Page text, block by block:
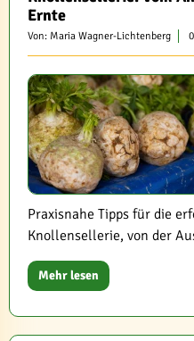
Ernte
Von: Maria Wagner-Lichtenberg
Praxisnahe Tipps für die
Knollensellerie, von der
Mehr lesen